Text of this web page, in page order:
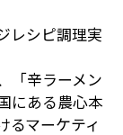
レシピ調理実
「辛ラーメン
にある農心本
るマーケティ